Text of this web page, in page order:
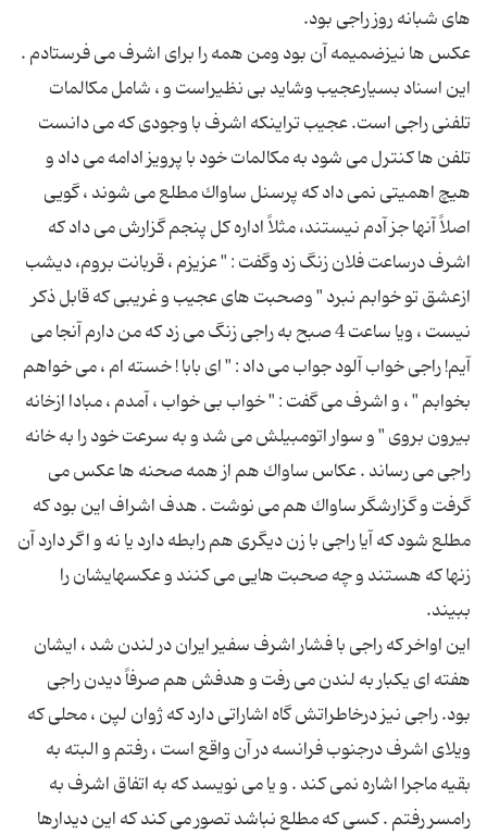
عكس ها نیزضمیمه آن بود ومن همه را برای اشرف می فرستادم .
این اسناد بسیارعجیب وشاید بی نظیراست و ، شامل مكالمات
تلفنی راجی است. عجیب تراینكه اشرف با وجودی كه می دانست
تلفن ها كنترل می شود به مكالمات خود با پرویز ادامه می داد و
هیچ اهمیتی نمی داد كه پرسنل ساواك مطلع می شوند ، گویی
اصلاً آنها جز آدم نیستند، مثلاً اداره كل پنجم گزارش می داد كه
اشرف درساعت فلان زنگ زد وگفت : " عزیزم ، قربانت بروم، دیشب
ازعشق تو خوابم نبرد " وصحبت های عجیب و غریبی كه قابل ذكر
نیست ، ویا ساعت 4 صبح به راجی زنگ می زد كه من دارم آنجا می
آیم! راجی خواب آلود جواب می داد : " ای بابا ! خسته ام ، می خواهم
بخوابم " ، و اشرف می گفت : " خواب بی خواب ، آمدم ، مبادا ازخانه
بیرون بروی " و سوار اتومبیلش می شد و به سرعت خود را به خانه
راجی می رساند . عكاس ساواك هم از همه صحنه ها عكس می
گرفت و گزارشگر ساواك هم می نوشت . هدف اشراف این بود كه
مطلع شود كه آیا راجی با زن دیگری هم رابطه دارد یا نه و اگر دارد آن
زنها كه هستند و چه صحبت هایی می كنند و عكسهایشان را
این اواخر كه راجی با فشار اشرف سفیر ایران در لندن شد ، ایشان
هفته ای یكبار به لندن می رفت و هدفش هم صرفاً دیدن راجی
بود. راجی نیز درخاطراتش گاه اشاراتی دارد كه ژوان لپن ، محلی كه
ویلای اشرف درجنوب فرانسه در آن واقع است ، رفتم و البته به
بقیه ماجرا اشاره نمی كند . و یا می نویسد كه به اتفاق اشرف به
رامسر رفتم . كسی كه مطلع نباشد تصور می كند كه این دیدارها